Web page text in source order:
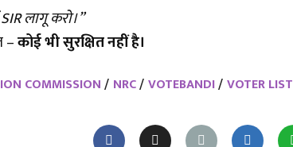
लागू करो।”
–कोई भी सुरक्षित नहीं है।
COMMISSION NRC VOTEBANDI VOTER LIST